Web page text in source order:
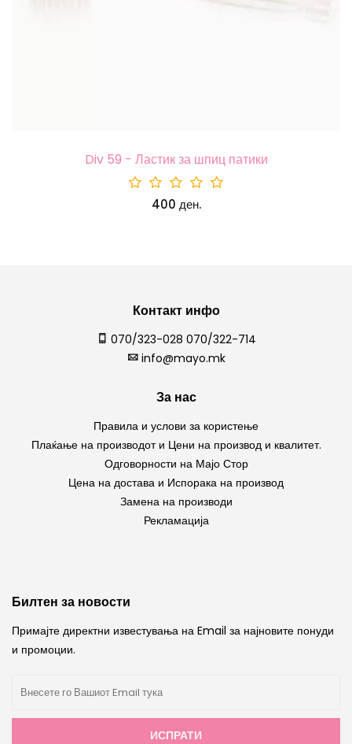
Div 59 - Ластик за шпиц патики
400 ден.
Контакт инфо
070/323-028 070/322-714
info@mayo.mk
За нас
Правила и услови за користење
Плаќање на производот и Цени на производ и квалитет.
Одговорности на Мајо Стор
Цена на достава и Испорака на производ
Замена на производи
Рекламација
Билтен за новости
Примајте директни известувања на Email за најновите понуди
и промоции.
ИСПРАТИ